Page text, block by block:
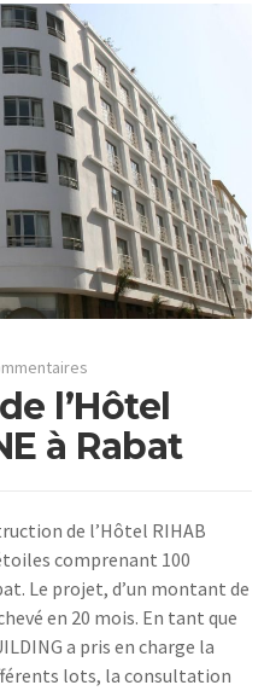
l’Hôtel
à Rabat
de l’Hôtel RIHAB
comprenant 100
Le projet, d’un montant de
en 20 mois. En tant que
a pris en charge la
lots, la consultation